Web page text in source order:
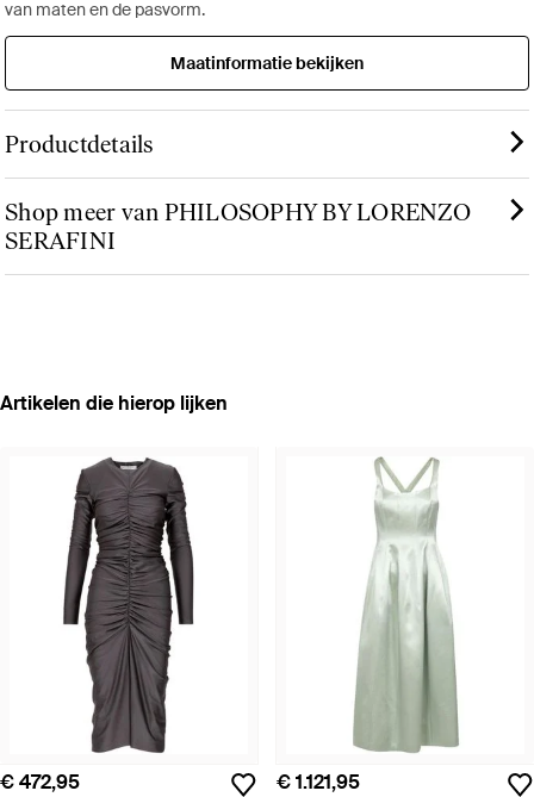
van maten en de pasvorm.
Maatinformatie bekijken
Productdetails
Shop meer van PHILOSOPHY BY LORENZO
SERAFINI
Artikelen die hierop lijken
€ 472,95 € 1.121,95